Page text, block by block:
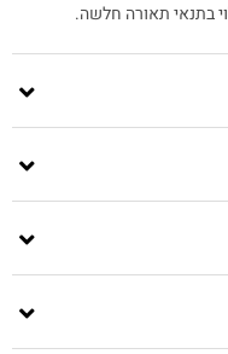
בתנאי תאורה חלשה.